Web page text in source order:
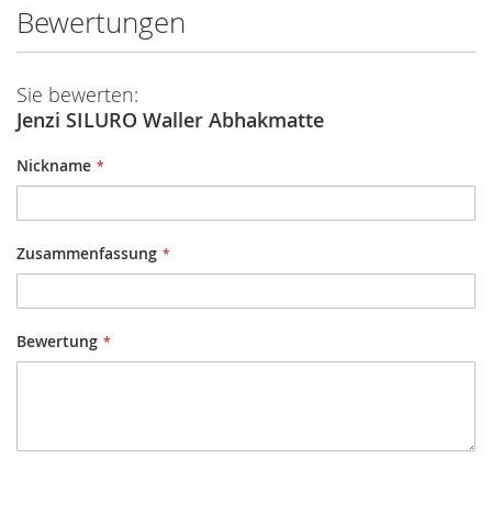
Bewertungen
Sie bewerten:
Jenzi SILURO Waller Abhakmatte
Nickname
Zusammenfassung
Bewertung